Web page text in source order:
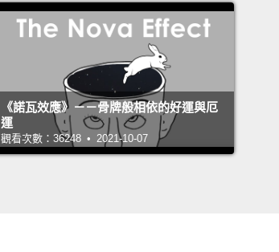
《諾瓦效應》－－骨牌般相依的好運與厄
運
觀看次數：36248 • 2021-10-07